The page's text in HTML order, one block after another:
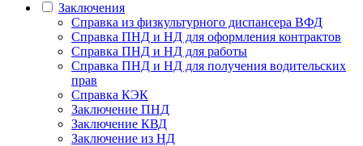
Заключения
Cправка из физкультурного диспансера ВФД
Справка ПНД и НД для оформления контрактов
Справка ПНД и НД для работы
Справка ПНД и НД для получения водительских
прав
Справка КЭК
Заключение ПНД
Заключение КВД
Заключение из НД